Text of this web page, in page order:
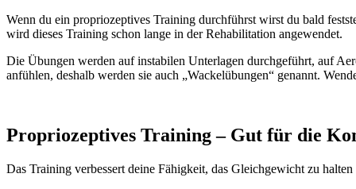
Wenn du ein propriozeptives Training durchführst wirst du bald
wird dieses Training schon lange in der Rehabilitation angewendet.
Die Übungen werden auf instabilen Unterlagen durchgeführt, auf
anfühlen, deshalb werden sie auch „Wackelübungen“ genannt.
Propriozeptives Training – Gut für die
Das Training verbessert deine Fähigkeit, das Gleichgewicht zu